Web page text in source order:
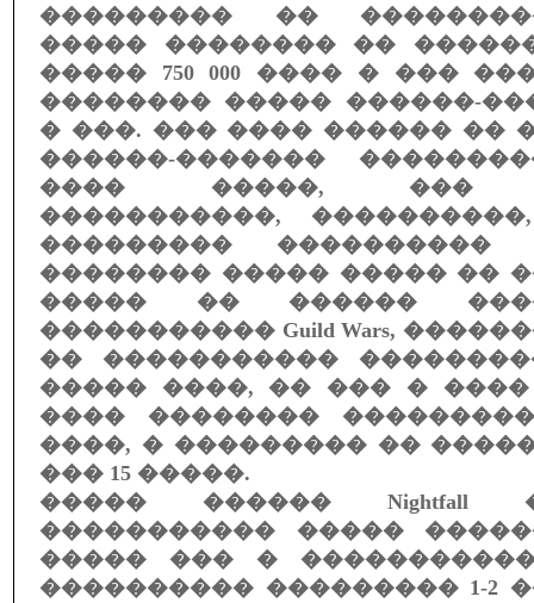
��������� ��
����� �������� ��
����� 750 000 ���� � ���
�������� ����� ������-
� ���. ��� ���� ������ ��
������-�������
���� �����, ���
�����������,
���������
�������� ����� ����� ��
����� �� ������
����������� Guild Wars,
�� �����������
����� ����, �� ��� �
���� ��������
����, � ��������� ��
��� 15 �����.
����� ������ Nightfall
����������� �����
����� ��� �
���������� ��������� 1-2